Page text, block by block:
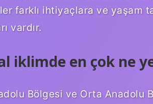
farklı ihtiyaçlara ve yaşam
vardır.
iklimde en çok ne
Bölgesi ve Orta